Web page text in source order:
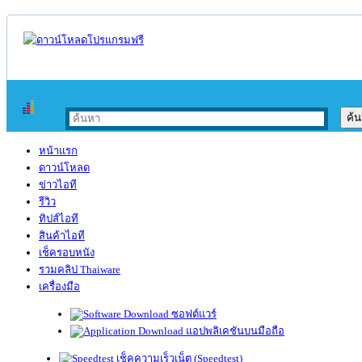
หน้าแรก
ดาวน์โหลด
ข่าวไอที
รีวิว
ทิปส์ไอที
สินค้าไอที
เช็ครอบหนัง
รวมคลิป Thaiware
เครื่องมือ
ซอฟต์แวร์
แอปพลิเคชันบนมือถือ
เช็คความเร็วเน็ต (Speedtest)